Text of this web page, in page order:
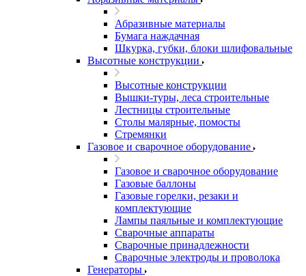
Абразивные материалы
Бумага наждачная
Шкурка, губки, блоки шлифовальные
Высотные конструкции
Высотные конструкции
Вышки-туры, леса строительные
Лестницы строительные
Столы малярные, помосты
Стремянки
Газовое и сварочное оборудование
Газовое и сварочное оборудование
Газовые баллоны
Газовые горелки, резаки и
комплектующие
Лампы паяльные и комплектующие
Сварочные аппараты
Сварочные принадлежности
Сварочные электроды и проволока
Генераторы